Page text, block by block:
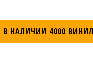
В НАЛИЧИИ 4000